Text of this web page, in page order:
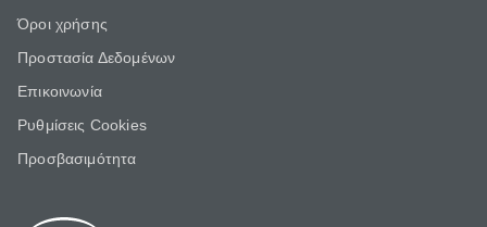
Όροι χρήσης
Προστασία Δεδομένων
Επικοινωνία
Ρυθμίσεις Cookies
Προσβασιμότητα